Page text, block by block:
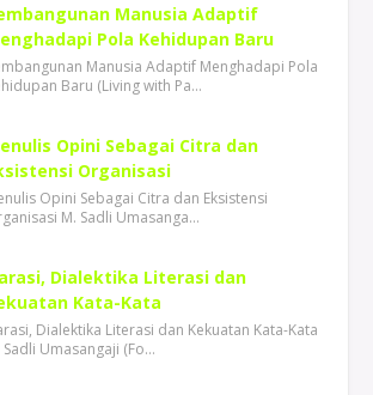
Manusia Adaptif
Pola Kehidupan Baru
Manusia Adaptif Menghadapi Pola
Baru (Living with Pa…
Opini Sebagai Citra dan
Organisasi
Opini Sebagai Citra dan Eksistensi
M. Sadli Umasanga…
Dialektika Literasi dan
Kata-Kata
Dialektika Literasi dan Kekuatan Kata-Kata
Sadli Umasangaji (Fo…